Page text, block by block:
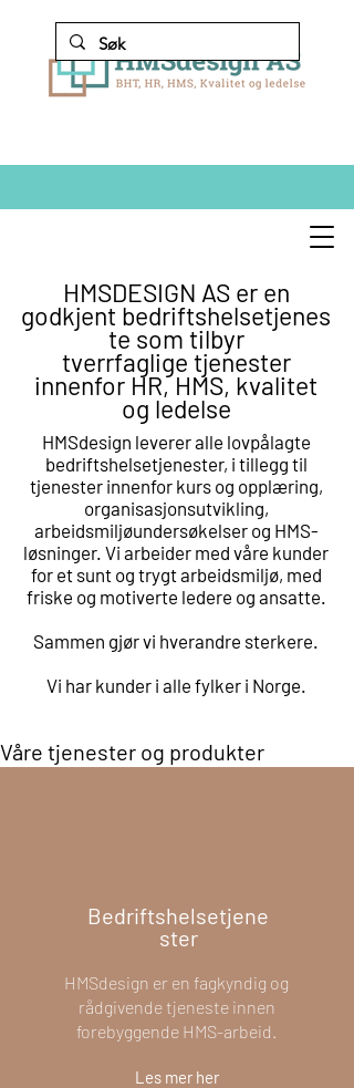
HMSDESIGN AS er en
godkjent bedriftshelsetjenes
te som tilbyr
tverrfaglige tjenester
innenfor HR, HMS, kvalitet
og ledelse
HMSdesign leverer alle lovpålagte
bedriftshelsetjenester, i tillegg til
tjenester innenfor kurs og opplæring,
organisasjonsutvikling,
arbeidsmiljøundersøkelser og HMS-
løsninger. Vi arbeider med våre kunder
for et sunt og trygt arbeidsmiljø, med
friske og motiverte ledere og ansatte.
Sammen gjør vi hverandre sterkere.
Vi har kunder i alle fylker i Norge.
Våre tjenester og produkter
Bedriftshelsetjene
ster
HMSdesign er en fagkyndig og
rådgivende tjeneste innen
forebyggende HMS-arbeid.
Les mer her